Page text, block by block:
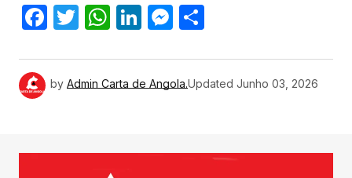
Facebook
Twitter
WhatsApp
LinkedIn
Messenger
by Admin Carta de Angola.Updated Junho 03, 2026